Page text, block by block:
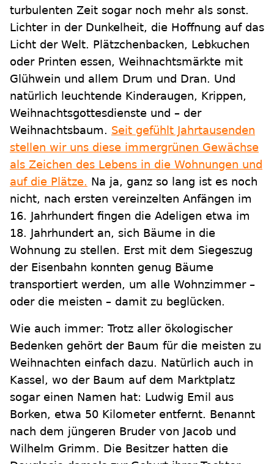
turbulenten Zeit sogar noch mehr als sonst.
Lichter in der Dunkelheit, die Hoffnung auf das
Licht der Welt. Plätzchenbacken, Lebkuchen
oder Printen essen, Weihnachtsmärkte mit
Glühwein und allem Drum und Dran. Und
natürlich leuchtende Kinderaugen, Krippen,
Weihnachtsgottesdienste und – der
Weihnachtsbaum. Seit gefühlt Jahrtausenden
stellen wir uns diese immergrünen Gewächse
als Zeichen des Lebens in die Wohnungen und
auf die Plätze. Na ja, ganz so lang ist es noch
nicht, nach ersten vereinzelten Anfängen im
16. Jahrhundert fingen die Adeligen etwa im
18. Jahrhundert an, sich Bäume in die
Wohnung zu stellen. Erst mit dem Siegeszug
der Eisenbahn konnten genug Bäume
transportiert werden, um alle Wohnzimmer –
oder die meisten – damit zu beglücken.
Wie auch immer: Trotz aller ökologischer
Bedenken gehört der Baum für die meisten zu
Weihnachten einfach dazu. Natürlich auch in
Kassel, wo der Baum auf dem Marktplatz
sogar einen Namen hat: Ludwig Emil aus
Borken, etwa 50 Kilometer entfernt. Benannt
nach dem jüngeren Bruder von Jacob und
Wilhelm Grimm. Die Besitzer hatten die